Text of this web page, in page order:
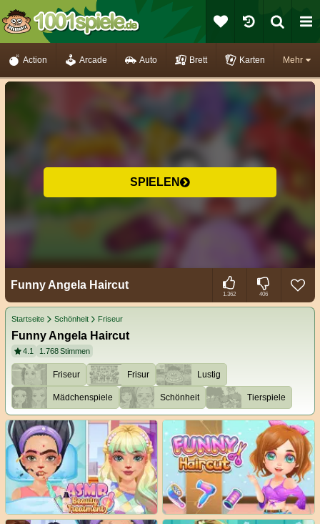
Mehr
Action Arcade Auto Brett Karten
SPIELEN
Funny Angela Haircut
1.362 406
Startseite Schönheit Friseur
Funny Angela Haircut
4.1 1.768Stimmen
Friseur Frisur Lustig
Mädchenspiele Schönheit Tierspiele